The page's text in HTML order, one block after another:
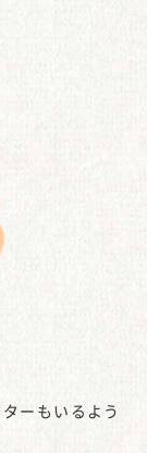
ーもいるよう